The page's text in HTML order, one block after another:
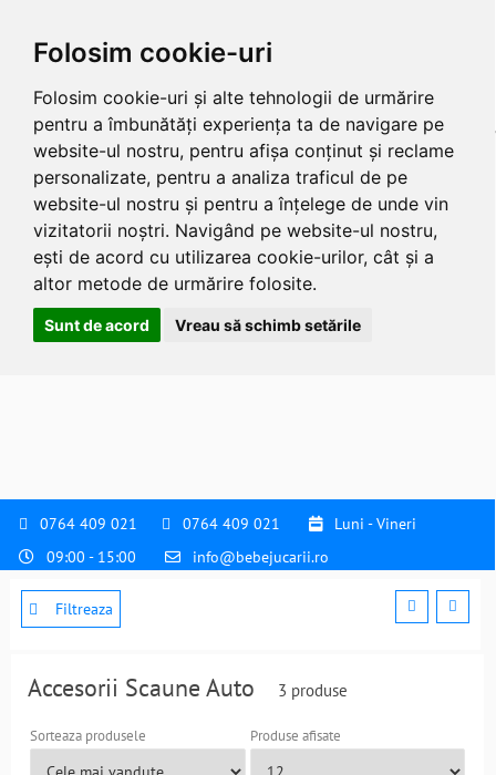
Folosim cookie-uri
Folosim cookie-uri și alte tehnologii de urmărire
pentru a îmbunătăți experiența ta de navigare pe
website-ul nostru, pentru afișa conținut și reclame
personalizate, pentru a analiza traficul de pe
website-ul nostru și pentru a înțelege de unde vin
vizitatorii noștri. Navigând pe website-ul nostru,
ești de acord cu utilizarea cookie-urilor, cât și a
altor metode de urmărire folosite.
Sunt de acord Vreau să schimb setările
0764 409 021 0764 409 021
Luni - Vineri
09:00 - 15:00
info@bebejucarii.ro
Filtreaza
Accesorii Scaune Auto 3 produse
Sorteaza produsele Produse afisate